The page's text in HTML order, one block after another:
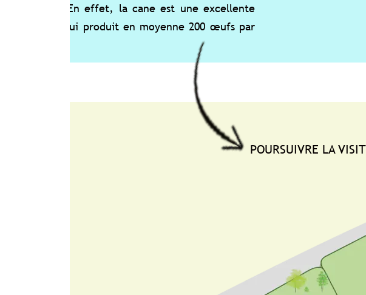
effet, la cane est une excellente
produit en moyenne 200 œufs par
POURSUIVRE LA VISITE VIRTUELLE